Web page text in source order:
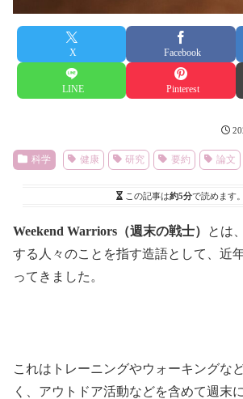
X Facebook
LINE Pinterest
科学 健康 研究 要約 論文
この記事は約5分で読めます。
Weekend Warriors（週末の戦士）
とは
する人々のことを指す造語として、近
ってきました。
これはトレーニングやウォーキングな
く、アウトドア活動などを含めて週末